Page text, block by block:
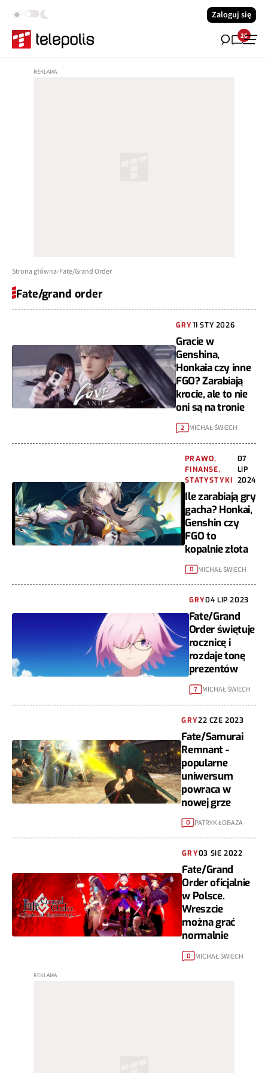
Zaloguj się
26
Strona główna Fate/Grand Order
Fate/grand order
GRY11 STY 2026
Gracie w
Genshina,
Honkaia czy inne
FGO? Zarabiają
krocie, ale to nie
oni są na tronie
2 MICHAŁ ŚWIECH
PRAWO,
FINANSE,
STATYSTYKI
07
LIP
2024
Ile zarabiają gry
gacha? Honkai,
Genshin czy
FGO to
kopalnie złota
0 MICHAŁ ŚWIECH
GRY04 LIP 2023
Fate/Grand
Order świętuje
rocznicę i
rozdaje tonę
prezentów
7 MICHAŁ ŚWIECH
GRY22 CZE 2023
Fate/Samurai
Remnant -
popularne
uniwersum
powraca w
nowej grze
0 PATRYK ŁOBAZA
GRY03 SIE 2022
Fate/Grand
Order oficjalnie
w Polsce.
Wreszcie
można grać
normalnie
0 MICHAŁ ŚWIECH